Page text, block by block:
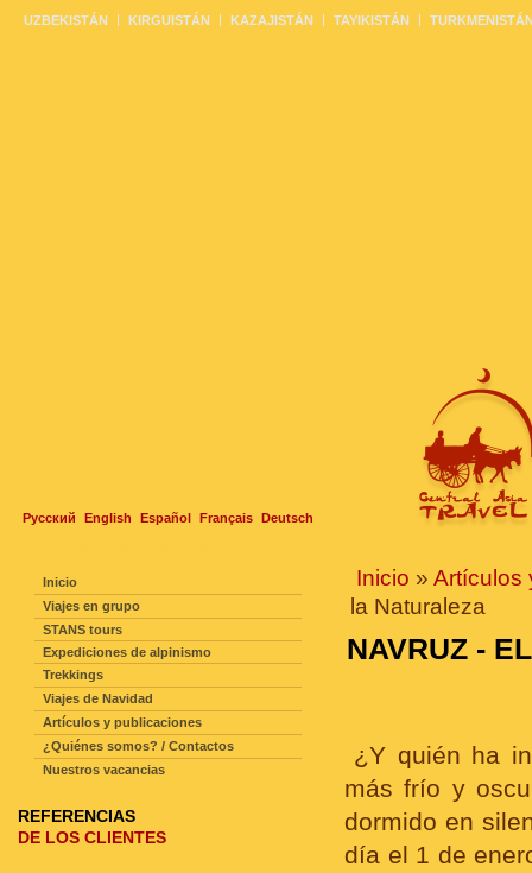
Русский English Español Français Deutsch
UZBEKISTÁN KIRGUISTÁN KAZAJISTÁN TAYIKISTÁN
Inicio » Artículos
la Naturaleza
NAVRUZ -
¿Y quién ha
más frío y
dormido en
día el 1 de
Inicio
Viajes en grupo
STANS tours
Expediciones de alpinismo
Trekkings
Viajes de Navidad
Artículos y publicaciones
¿Quiénes somos? / Contactos
Nuestros vacancias
REFERENCIAS
DE LOS CLIENTES